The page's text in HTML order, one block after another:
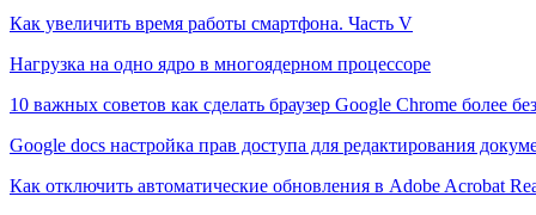
Как увеличить время работы смартфона. Часть V
Нагрузка на одно ядро в многоядерном процессоре
10 важных советов как сделать браузер Google Chrome более
Google docs настройка прав доступа для редактирования
Как отключить автоматические обновления в Adobe Acrobat